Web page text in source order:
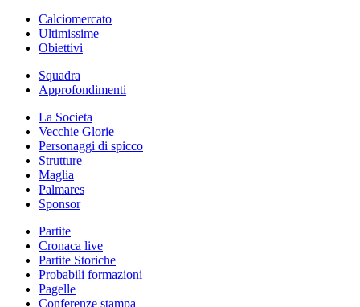
Calciomercato
Ultimissime
Obiettivi
Squadra
Approfondimenti
La Societa
Vecchie Glorie
Personaggi di spicco
Strutture
Maglia
Palmares
Sponsor
Partite
Cronaca live
Partite Storiche
Probabili formazioni
Pagelle
Conferenze stampa